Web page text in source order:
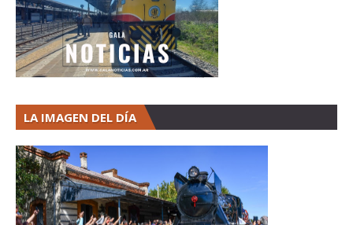
LA IMAGEN DEL DÍA